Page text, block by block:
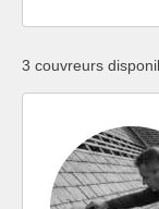
3 couvreurs